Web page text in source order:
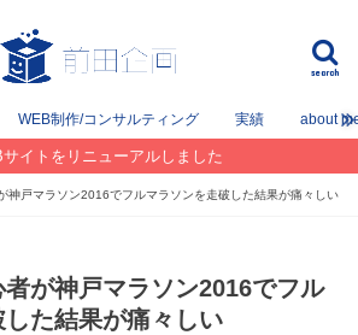
search
WEB制作/コンサルティング 実績 about
イトをリニューアルしました
神戸マラソン2016でフルマラソンを走破した結果が痛々しい
が神戸マラソン2016でフル
た結果が痛々しい